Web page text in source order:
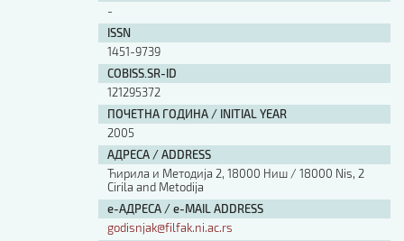
-
ISSN
1451-9739
COBISS.SR-ID
121295372
ПОЧЕТНА ГОДИНА / INITIAL YEAR
2005
АДРЕСА / ADDRESS
Ћирила и Методија 2, 18000 Ниш / 18000 Nis, 2
Cirila and Metodija
е-АДРЕСА / e-MAIL ADDRESS
godisnjak@filfak.ni.ac.rs